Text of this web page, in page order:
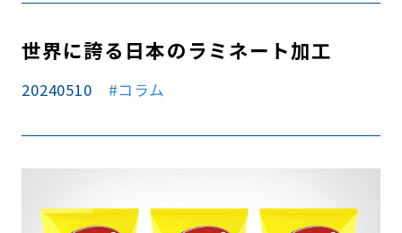
世界に誇る日本のラミネート加工
20240510 #コラム